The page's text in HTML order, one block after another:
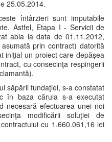
25.05.2014.
întârzieri sunt imputabile
Astfel, Etapa I - Servicii de
abia la data de 01.11.2012,
prin contract) datorită
iniţial un proiect care depăşea
cu consecinţa respingerii
săpării fundaţiei, s-a constatat
în baza căruia s-a executat
necesară efectuarea unei noi
modificării soluţiei de
cu 1.660.061,16 lei